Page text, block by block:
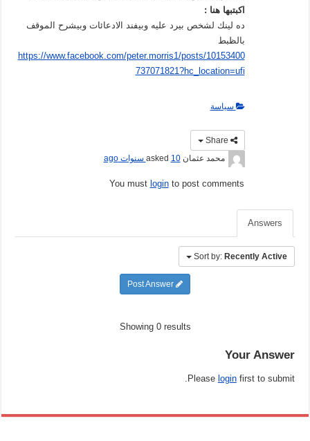
اكبتبها هنا :
ده لينك لشخص بيرد عليه وبيفند الادعائات وبيشرح الموقف
بالظبط
https://www.facebook.com/peter.morris1/posts/10153400
737071821?hc_location=ufi
سياسة
محمد عثمان asked10 سنوات ago
You must loginto post comments
Answers
Sort by: Recently Active
Showing 0 results
Your Answer
Please loginfirst to submit.